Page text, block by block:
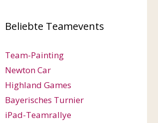
Beliebte Teamevents
Team-Painting
Newton Car
Highland Games
Bayerisches Turnier
iPad-Teamrallye